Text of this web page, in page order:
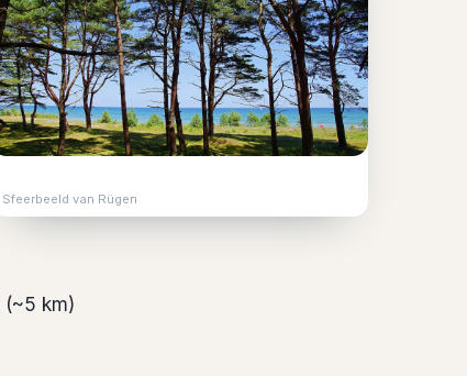
Sfeerbeeld van Rügen
(~5 km)